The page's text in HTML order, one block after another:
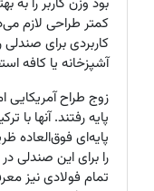
بود وزن کاربر را
کمتر طراحی لازم
کاربردی برای صندلی
آشپزخانه یا کافه
زوج طراح
پایه رفتند. آنها
پایه‌ای
را برای این صندلی در
تمام فولادی نیز